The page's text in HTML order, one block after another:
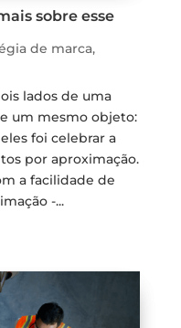
sobre esse
de marca,
lados de uma
um mesmo objeto:
foi celebrar a
por aproximação.
a facilidade de
-...